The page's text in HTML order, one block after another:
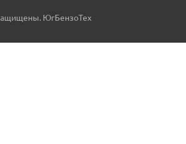
ЮгБензоТех